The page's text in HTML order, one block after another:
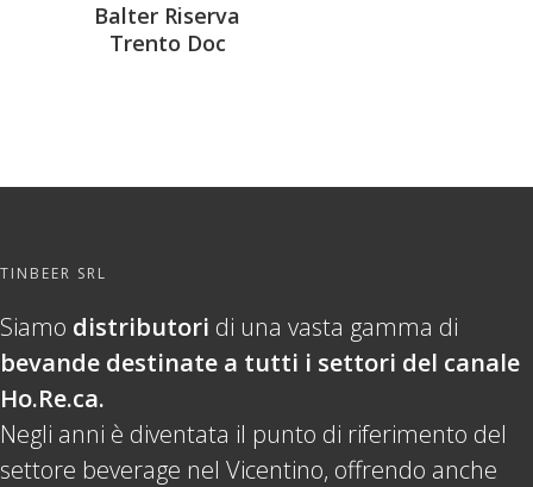
Balter Riserva
Trento Doc
TINBEER SRL
Siamo distributori di una vasta gamma di
bevande destinate a tutti i settori del canale
Ho.Re.ca.
Negli anni è diventata il punto di riferimento del
settore beverage nel Vicentino, offrendo anche